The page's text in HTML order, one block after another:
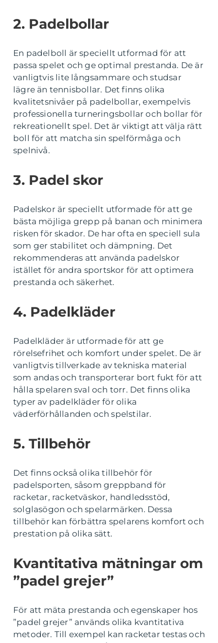
2. Padelbollar
En padelboll är speciellt utformad för att
passa spelet och ge optimal prestanda. De är
vanligtvis lite långsammare och studsar
lägre än tennisbollar. Det finns olika
kvalitetsnivåer på padelbollar, exempelvis
professionella turneringsbollar och bollar för
rekreationellt spel. Det är viktigt att välja rätt
boll för att matcha sin spelförmåga och
spelnivå.
3. Padel skor
Padelskor är speciellt utformade för att ge
bästa möjliga grepp på banan och minimera
risken för skador. De har ofta en speciell sula
som ger stabilitet och dämpning. Det
rekommenderas att använda padelskor
istället för andra sportskor för att optimera
prestanda och säkerhet.
4. Padelkläder
Padelkläder är utformade för att ge
rörelsefrihet och komfort under spelet. De är
vanligtvis tillverkade av tekniska material
som andas och transporterar bort fukt för att
hålla spelaren sval och torr. Det finns olika
typer av padelkläder för olika
väderförhållanden och spelstilar.
5. Tillbehör
Det finns också olika tillbehör för
padelsporten, såsom greppband för
racketar, racketväskor, handledsstöd,
solglasögon och spelarmärken. Dessa
tillbehör kan förbättra spelarens komfort och
prestation på olika sätt.
Kvantitativa mätningar om
”padel grejer”
För att mäta prestanda och egenskaper hos
”padel grejer” används olika kvantitativa
metoder. Till exempel kan racketar testas och